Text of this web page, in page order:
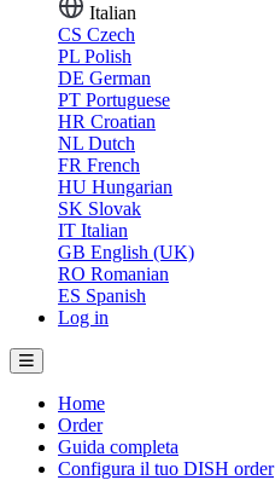
Italian
CS Czech
PL Polish
DE German
PT Portuguese
HR Croatian
NL Dutch
FR French
HU Hungarian
SK Slovak
IT Italian
GB English (UK)
RO Romanian
ES Spanish
Log in
Home
Order
Guida completa
Configura il tuo DISH order